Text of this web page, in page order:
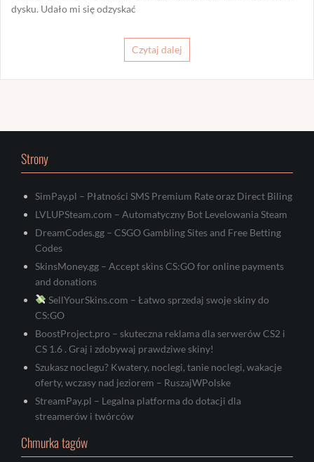
dysku. Udało mi się odzyskać
Czytaj dalej
Strony
SimPay.pl – Płatności SMS Premium Rate oraz Direct Biling
LVLUPSteam.com – Automatyczny Bot Levelowania Steam
DreamCodes.gg – CSGO Gambling Sites and Free Betting
Codes
SkinsMoney.gg – Accept skins CS:GO for online payments
and donations
SellYourSkins.com – Łatwo sprzedaj swoje skiny do
CS:GO
BoostProject.pro – skuteczna reklama dla serwerów CS2 i
CS 1.6 . Graj i zdobywaj prawdziwe skiny!
Szukasz noclegu? Kwatery, noclegi, tanie noclegi, wakacje
oferty, wczasy nad jeziorem – RuszajWPolske
StreamPay.pl – Legalna platforma do dotacji dla
streamerów i twórców
Chmurka tagów